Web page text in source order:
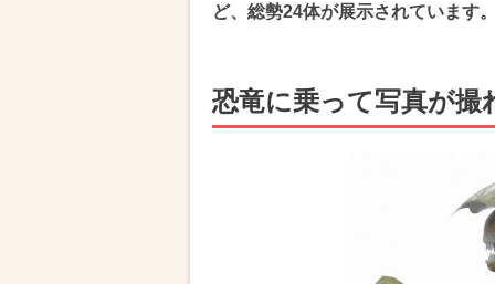
ど、総勢24体が展示されています
恐竜に乗って写真が撮